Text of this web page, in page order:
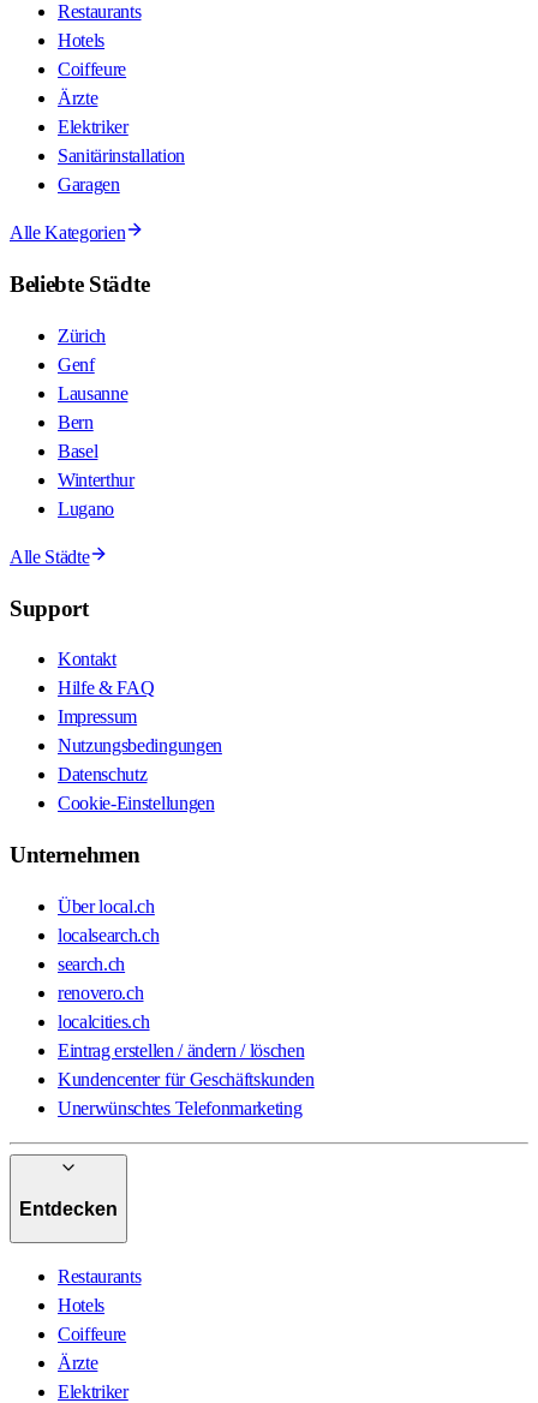
Restaurants
Hotels
Coiffeure
Ärzte
Elektriker
Sanitärinstallation
Garagen
Alle Kategorien
Beliebte Städte
Zürich
Genf
Lausanne
Bern
Basel
Winterthur
Lugano
Alle Städte
Support
Kontakt
Hilfe & FAQ
Impressum
Nutzungsbedingungen
Datenschutz
Cookie-Einstellungen
Unternehmen
Über local.ch
localsearch.ch
search.ch
renovero.ch
localcities.ch
Eintrag erstellen / ändern / löschen
Kundencenter für Geschäftskunden
Unerwünschtes Telefonmarketing
Entdecken
Restaurants
Hotels
Coiffeure
Ärzte
Elektriker